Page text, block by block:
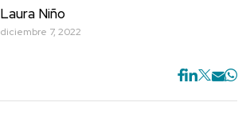
Laura Niño
diciembre 7, 2022